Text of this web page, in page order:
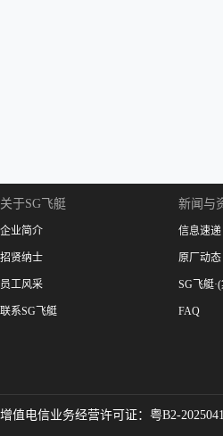
关于SG飞艇
企业简介
招贤纳士
员工风采
联系SG飞艇
新闻与
信息速递
原厂动态
SG飞艇
FAQ
增值电信业务经营许可证：粤B2-